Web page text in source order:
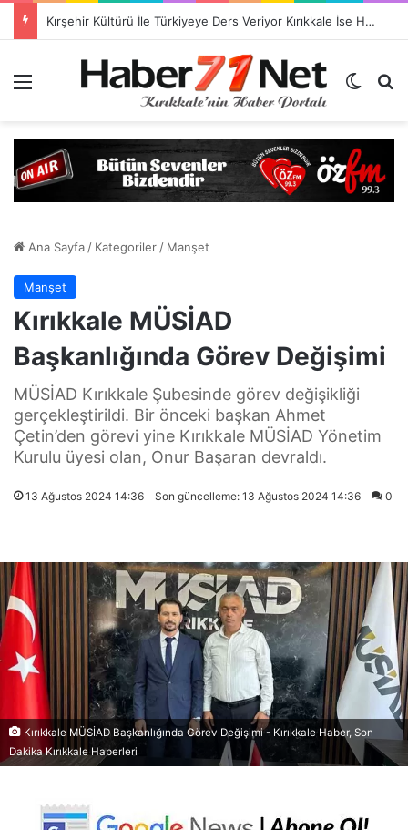
Kırşehir Kültürü İle Türkiyeye Ders Veriyor Kırıkkale İse Hala Seyrediyor !!!
Dış
Ana Sayfa/ Kategoriler/ Manşet
Manşet
Kırıkkale MÜSİAD
Başkanlığında Görev Değişimi
MÜSİAD Kırıkkale Şubesinde görev değişikliği
gerçekleştirildi. Bir önceki başkan Ahmet
Çetin’den görevi yine Kırıkkale MÜSİAD Yönetim
Kurulu üyesi olan, Onur Başaran devraldı.
13 Ağustos 2024 14:36 Son güncelleme: 13 Ağustos 2024 14:36 0
Kırıkkale MÜSİAD Başkanlığında Görev Değişimi - Kırıkkale Haber, Son
Dakika Kırıkkale Haberleri